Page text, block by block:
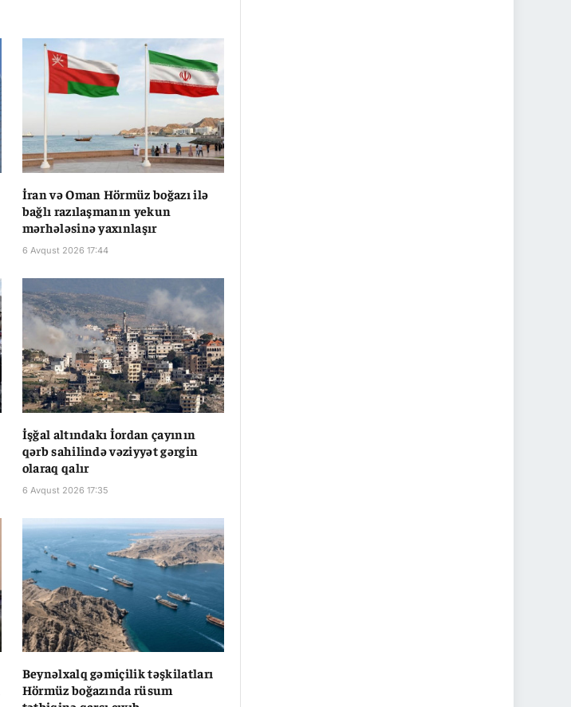
İran və Oman Hörmüz boğazı ilə
bağlı razılaşmanın yekun
mərhələsinə yaxınlaşır
6 Avqust 2026 17:44
İşğal altındakı İordan çayının
qərb sahilində vəziyyət gərgin
olaraq qalır
6 Avqust 2026 17:35
Beynəlxalq gəmiçilik təşkilatları
Hörmüz boğazında rüsum